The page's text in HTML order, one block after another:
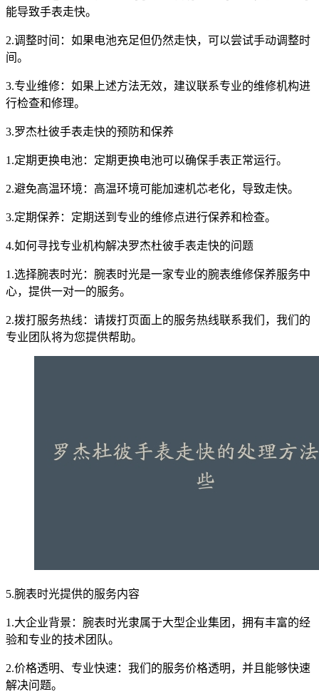
能导致手表走快。
2.调整时间：如果电池充足但仍然走快，可以尝试手动调整时
间。
3.专业维修：如果上述方法无效，建议联系专业的维修机构进
行检查和修理。
3.罗杰杜彼手表走快的预防和保养
1.定期更换电池：定期更换电池可以确保手表正常运行。
2.避免高温环境：高温环境可能加速机芯老化，导致走快。
3.定期保养：定期送到专业的维修点进行保养和检查。
4.如何寻找专业机构解决罗杰杜彼手表走快的问题
1.选择腕表时光：腕表时光是一家专业的腕表维修保养服务中
心，提供一对一的服务。
2.拨打服务热线：请拨打页面上的服务热线联系我们，我们的
专业团队将为您提供帮助。
5.腕表时光提供的服务内容
1.大企业背景：腕表时光隶属于大型企业集团，拥有丰富的经
验和专业的技术团队。
2.价格透明、专业快速：我们的服务价格透明，并且能够快速
解决问题。